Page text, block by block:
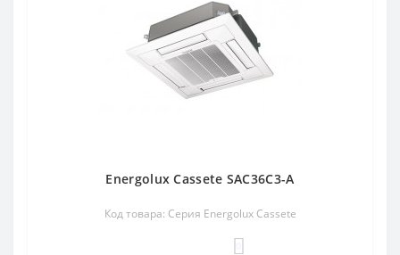
Energolux Cassete SAC36C3-A
Код товара: Серия Energolux Cassete